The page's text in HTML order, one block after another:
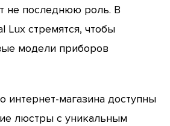
не последнюю роль. В
Lux стремятся, чтобы
модели приборов
интернет-магазина доступны
люстры с уникальным